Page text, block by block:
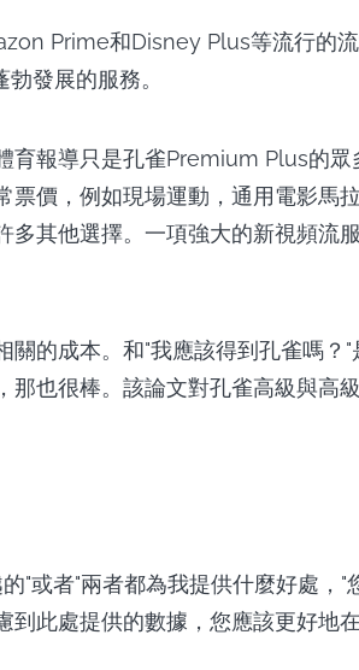
Prime和Disney Plus等流行的流
發展的服務。
育報導只是孔雀Premium Plus的眾
票價，例如現場運動，通用電影馬
多其他選擇。一項強大的新視頻流
的成本。和"我應該得到孔雀嗎？"
那也很棒。該論文對孔雀高級與高
"或者"兩者都為我提供什麼好處，"
到此處提供的數據，您應該更好地